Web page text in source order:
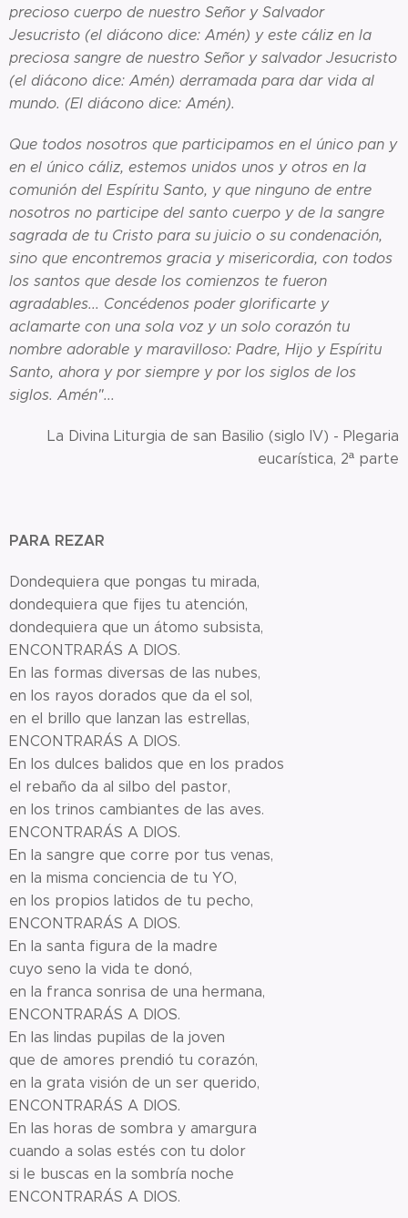
precioso cuerpo de nuestro Señor y Salvador
Jesucristo (el diácono dice: Amén) y este cáliz en la
preciosa sangre de nuestro Señor y salvador Jesucristo
(el diácono dice: Amén) derramada para dar vida al
mundo. (El diácono dice: Amén).
Que todos nosotros que participamos en el único pan y
en el único cáliz, estemos unidos unos y otros en la
comunión del Espíritu Santo, y que ninguno de entre
nosotros no participe del santo cuerpo y de la sangre
sagrada de tu Cristo para su juicio o su condenación,
sino que encontremos gracia y misericordia, con todos
los santos que desde los comienzos te fueron
agradables... Concédenos poder glorificarte y
aclamarte con una sola voz y un solo corazón tu
nombre adorable y maravilloso: Padre, Hijo y Espíritu
Santo, ahora y por siempre y por los siglos de los
siglos. Amén"...
La Divina Liturgia de san Basilio (siglo IV) - Plegaria
eucarística, 2ª parte
PARA REZAR
Dondequiera que pongas tu mirada,
dondequiera que fijes tu atención,
dondequiera que un átomo subsista,
ENCONTRARÁS A DIOS.
En las formas diversas de las nubes,
en los rayos dorados que da el sol,
en el brillo que lanzan las estrellas,
ENCONTRARÁS A DIOS.
En los dulces balidos que en los prados
el rebaño da al silbo del pastor,
en los trinos cambiantes de las aves.
ENCONTRARÁS A DIOS.
En la sangre que corre por tus venas,
en la misma conciencia de tu YO,
en los propios latidos de tu pecho,
ENCONTRARÁS A DIOS.
En la santa figura de la madre
cuyo seno la vida te donó,
en la franca sonrisa de una hermana,
ENCONTRARÁS A DIOS.
En las lindas pupilas de la joven
que de amores prendió tu corazón,
en la grata visión de un ser querido,
ENCONTRARÁS A DIOS.
En las horas de sombra y amargura
cuando a solas estés con tu dolor
si le buscas en la sombría noche
ENCONTRARÁS A DIOS.